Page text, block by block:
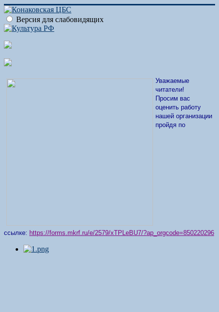
Версия для слабовидящих
Уважаемые
читатели!
Просим вас
оценить работу
нашей организации
пройдя по
ссылке: https://forms.mkrf.ru/e/2579/xTPLeBU7/?ap_orgcode=850220296